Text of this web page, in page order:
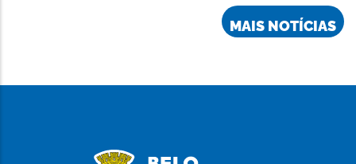
MAIS NOTÍCIAS